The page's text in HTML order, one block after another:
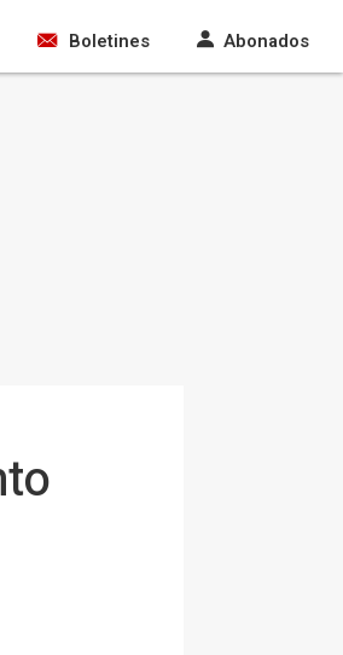
Boletines Abonados